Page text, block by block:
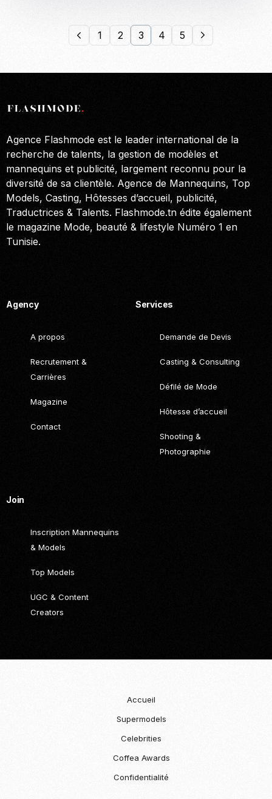
1 2 3 4 5
Agence Flashmode est le leader international de la
recherche de talents, la gestion de modèles et
mannequins et publicité, largement reconnu pour la
diversité de sa clientèle. Agence de Mannequins, Top
Models, Casting, Hôtesses d’accueil, publicité,
Traductrices & Talents. Flashmode.tn édite également
le magazine Mode, beauté & lifestyle Numéro 1 en
Tunisie.
Agency
A propos
Recrutement &
Carrières
Magazine
Contact
Services
Demande de Devis
Casting & Consulting
Défilé de Mode
Hôtesse d’accueil
Shooting &
Photographie
Join
Inscription Mannequins
& Models
Top Models
UGC & Content
Creators
Accueil
Supermodels
Celebrities
Coffea Awards
Confidentialité